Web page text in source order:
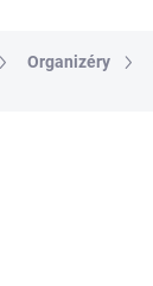
Organizéry